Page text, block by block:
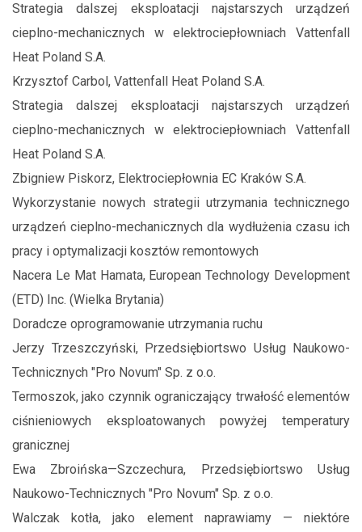
Strategia dalszej eksploatacji najstarszych urządzeń
cieplno-mechanicznych w elektrociepłowniach Vattenfall
Heat Poland S.A.
Krzysztof Carbol, Vattenfall Heat Poland S.A.
Strategia dalszej eksploatacji najstarszych urządzeń
cieplno-mechanicznych w elektrociepłowniach Vattenfall
Heat Poland S.A.
Zbigniew Piskorz, Elektrociepłownia EC Kraków S.A.
Wykorzystanie nowych strategii utrzymania technicznego
urządzeń cieplno-mechanicznych dla wydłużenia czasu ich
pracy i optymalizacji kosztów remontowych
Nacera Le Mat Hamata, European Technology Development
(ETD) Inc. (Wielka Brytania)
Doradcze oprogramowanie utrzymania ruchu
Jerzy Trzeszczyński, Przedsiębiortswo Usług Naukowo-
Technicznych "Pro Novum" Sp. z o.o.
Termoszok, jako czynnik ograniczający trwałość elementów
ciśnieniowych eksploatowanych powyżej temperatury
granicznej
Ewa Zbroińska—Szczechura, Przedsiębiortswo Usług
Naukowo-Technicznych "Pro Novum" Sp. z o.o.
Walczak kotła, jako element naprawiamy — niektóre